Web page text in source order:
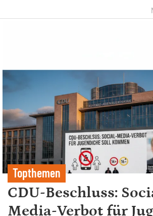
Topthemen
CDU-Beschluss:
Media-Verbot für